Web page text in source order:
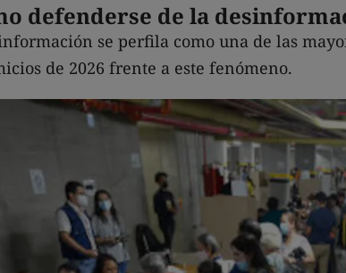
defenderse de la
se perfila como una de las
de 2026 frente a este fenómeno.